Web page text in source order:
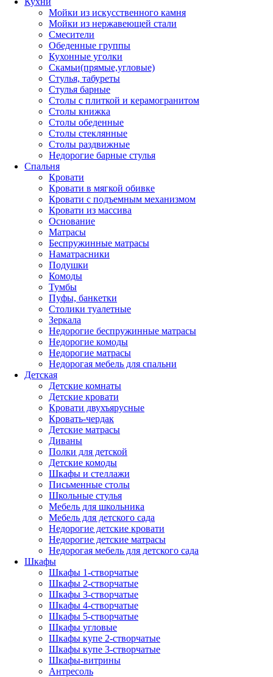
Мойки из искусственного камня
Мойки из нержавеющей стали
Смесители
Обеденные группы
Кухонные уголки
Скамьи(прямые,угловые)
Стулья, табуреты
Стулья барные
Столы с плиткой и керамогранитом
Столы книжка
Столы обеденные
Столы стеклянные
Столы раздвижные
Недорогие барные стулья
Спальня
Кровати
Кровати в мягкой обивке
Кровати с подъемным механизмом
Кровати из массива
Основание
Матрасы
Беспружинные матрасы
Наматрасники
Подушки
Комоды
Тумбы
Пуфы, банкетки
Столики туалетные
Зеркала
Недорогие беспружинные матрасы
Недорогие комоды
Недорогие матрасы
Недорогая мебель для спальни
Детская
Детские комнаты
Детские кровати
Кровати двухъярусные
Кровать-чердак
Детские матрасы
Диваны
Полки для детской
Детские комоды
Шкафы и стеллажи
Письменные столы
Школьные стулья
Мебель для школьника
Мебель для детского сада
Недорогие детские кровати
Недорогие детские матрасы
Недорогая мебель для детского сада
Шкафы
Шкафы 1-створчатые
Шкафы 2-створчатые
Шкафы 3-створчатые
Шкафы 4-створчатые
Шкафы 5-створчатые
Шкафы угловые
Шкафы купе 2-створчатые
Шкафы купе 3-створчатые
Шкафы-витрины
Антресоль